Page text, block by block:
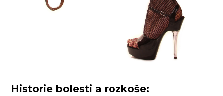
Historie bolesti a rozkoše: